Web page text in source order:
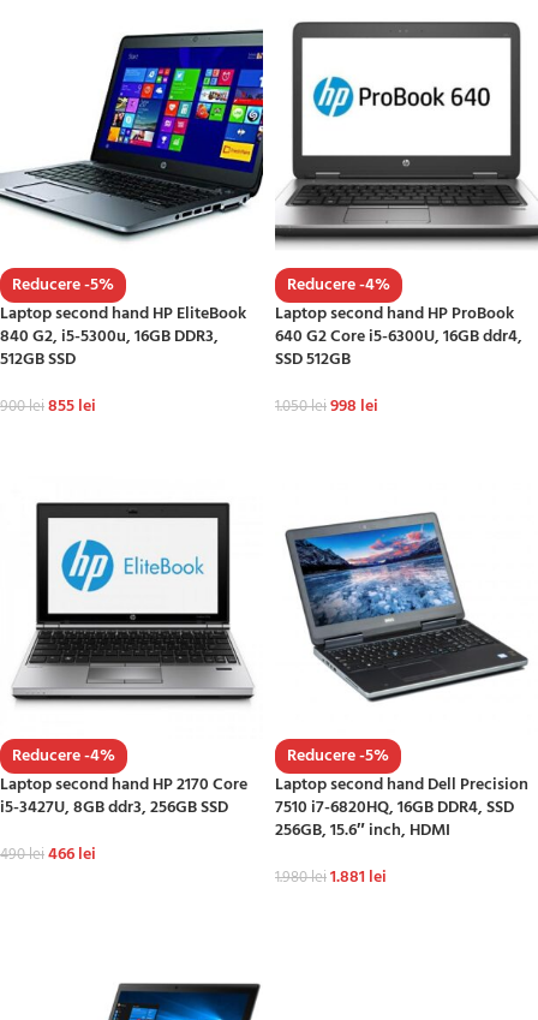
Reducere -5%
Laptop second hand HP EliteBook
840 G2, i5-5300u, 16GB DDR3,
512GB SSD
900lei855lei
Reducere -4%
Laptop second hand HP ProBook
640 G2 Core i5-6300U, 16GB ddr4,
SSD 512GB
1.050lei998 lei
Reducere -4%
Laptop second hand HP 2170 Core
i5-3427U, 8GB ddr3, 256GB SSD
490lei466lei
Reducere -5%
Laptop second hand Dell Precision
7510 i7-6820HQ, 16GB DDR4, SSD
256GB, 15.6″ inch, HDMI
1.980lei1.881 lei